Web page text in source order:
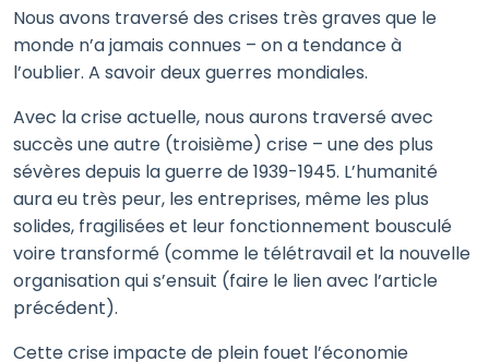
Nous avons traversé des crises très graves que le
monde n’a jamais connues – on a tendance à
l’oublier. A savoir deux guerres mondiales.
Avec la crise actuelle, nous aurons traversé avec
succès une autre (troisième) crise – une des plus
sévères depuis la guerre de 1939-1945. L’humanité
aura eu très peur, les entreprises, même les plus
solides, fragilisées et leur fonctionnement bousculé
voire transformé (comme le télétravail et la nouvelle
organisation qui s’ensuit (faire le lien avec l’article
précédent).
Cette crise impacte de plein fouet l’économie